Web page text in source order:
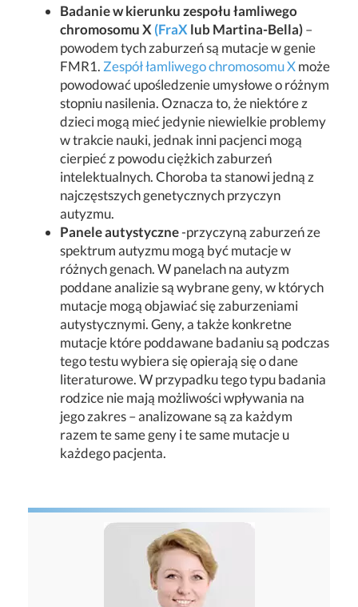
Badanie w kierunku zespołu łamliwego
chromosomu X(FraXlub Martina-Bella)–
powodem tych zaburzeń są mutacje w genie
FMR1.Zespół łamliwego chromosomu Xmoże
powodować upośledzenie umysłowe o różnym
stopniu nasilenia. Oznacza to, że niektóre z
dzieci mogą mieć jedynie niewielkie problemy
w trakcie nauki, jednak inni pacjenci mogą
cierpieć z powodu ciężkich zaburzeń
intelektualnych. Choroba ta stanowi jedną z
najczęstszych genetycznych przyczyn
autyzmu.
Panele autystyczne-przyczyną zaburzeń ze
spektrum autyzmu mogą być mutacje w
różnych genach. W panelach na autyzm
poddane analizie są wybrane geny, w których
mutacje mogą objawiać się zaburzeniami
autystycznymi. Geny, a także konkretne
mutacje które poddawane badaniu są podczas
tego testu wybiera się opierają się o dane
literaturowe. W przypadku tego typu badania
rodzice nie mają możliwości wpływania na
jego zakres – analizowane są za każdym
razem te same geny i te same mutacje u
każdego pacjenta.